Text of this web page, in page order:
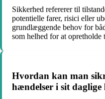
Sikkerhed refererer til
potentielle farer, risici eller
grundlæggende behov for
som helhed for at opretholde
Hvordan kan man
hændelser i sit daglige